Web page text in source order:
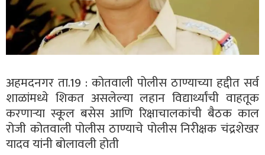
अहमदनगर ता.19 : कोतवाली पोलीस ठाण्याच्या हद्दीत सर्व
शाळांमध्ये शिकत असलेल्या लहान विद्यार्थ्यांची वाहतूक
करणाऱ्या स्कूल बसेस आणि रिक्षाचालकांची बैठक काल
रोजी कोतवाली पोलीस ठाण्याचे पोलीस निरीक्षक चंद्रशेखर
यादव यांनी बोलावली होती